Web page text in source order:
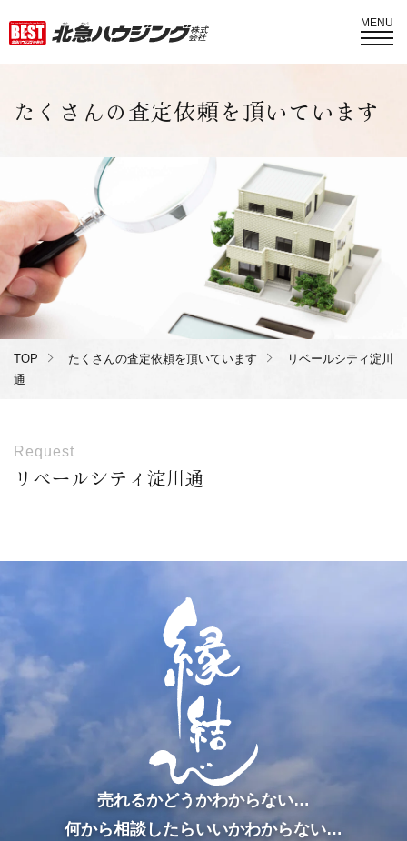
MENU
たくさんの査定依頼を頂いています
TOP たくさんの査定依頼を頂いています
リベールシティ淀川
通
Request
リベールシティ淀川通
売れるかどうかわからない…
何から相談したらいいかわからない…